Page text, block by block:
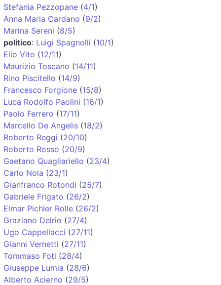
Stefania Pezzopane (4/1)
Anna Maria Cardano (9/2)
Marina Sereni (8/5)
politico: Luigi Spagnolli (10/1)
Elio Vito (12/11)
Maurizio Toscano (14/11)
Rino Piscitello (14/9)
Francesco Forgione (15/8)
Luca Rodolfo Paolini (16/1)
Paolo Ferrero (17/11)
Marcello De Angelis (18/2)
Roberto Reggi (20/10)
Roberto Rosso (20/9)
Gaetano Quagliariello (23/4)
Carlo Nola (23/1)
Gianfranco Rotondi (25/7)
Gabriele Frigato (26/2)
Elmar Pichler Rolle (26/2)
Graziano Delrio (27/4)
Ugo Cappellacci (27/11)
Gianni Vernetti (27/11)
Tommaso Foti (28/4)
Giuseppe Lumia (28/6)
Alberto Acierno (29/5)